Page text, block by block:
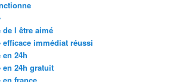
l être aimé
immédiat réussi
24h
24h gratuit